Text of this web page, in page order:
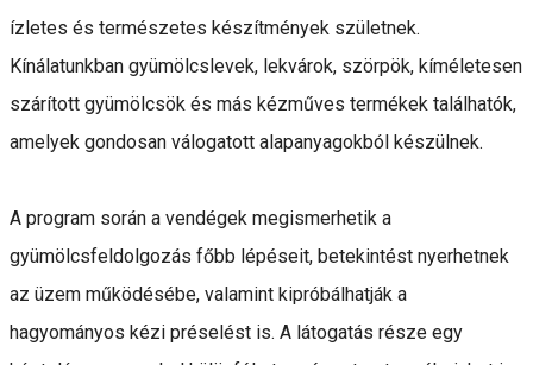
ízletes és természetes készítmények születnek.
Kínálatunkban gyümölcslevek, lekvárok, szörpök, kíméletesen
szárított gyümölcsök és más kézműves termékek találhatók,
amelyek gondosan válogatott alapanyagokból készülnek.
A program során a vendégek megismerhetik a
gyümölcsfeldolgozás főbb lépéseit, betekintést nyerhetnek
az üzem működésébe, valamint kipróbálhatják a
hagyományos kézi préselést is. A látogatás része egy